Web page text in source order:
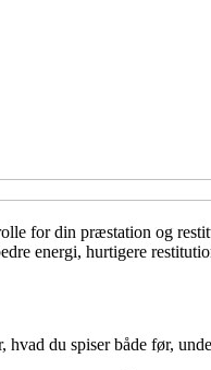
for din præstation og
energi, hurtigere
du spiser både før,